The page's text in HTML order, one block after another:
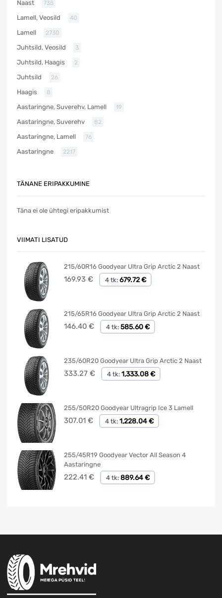
Naast 735
Lamell, Veosild 40
Lamell 2730
Juhtsild, Veosild 3
Juhtsild, Haagis 2
Juhtsild 26
Haagis 8
Aastaringne, Suverehv, Lamell 19
Aastaringne, Suverehv 82
Aastaringne, Lamell 76
Aastaringne 2217
TÄNANE ERIPAKKUMINE
Täna ei ole ühtegi eripakkumist
VIIMATI LISATUD
215/60R16 Goodyear Ultra Grip Arctic 2 Naast
169.93 € 4 tk: 679.72 €
215/65R16 Goodyear Ultra Grip Arctic 2 Naast
146.40 € 4 tk: 585.60 €
235/60R20 Goodyear Ultra Grip Arctic 2 Naast
333.27 € 4 tk: 1,333.08 €
255/50R20 Goodyear Ultragrip Ice 3 Lamell
307.01 € 4 tk: 1,228.04 €
255/45R19 Goodyear Vector All Season 4
Aastaringne
222.41 € 4 tk: 889.64 €